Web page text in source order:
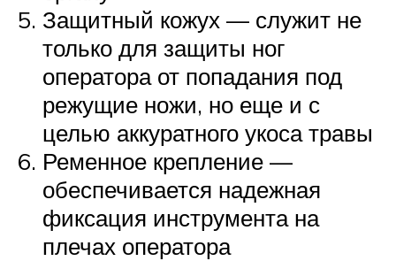
Защитный кожух — служит не
только для защиты ног
оператора от попадания под
режущие ножи, но еще и с
целью аккуратного укоса травы
Ременное крепление —
обеспечивается надежная
фиксация инструмента на
плечах оператора